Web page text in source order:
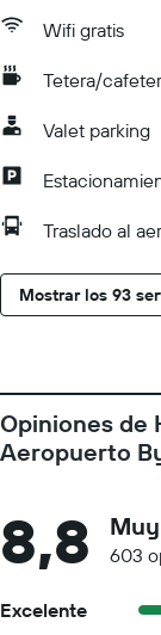
Wifi gratis
Tetera/
Valet parking
Traslado al
Mostrar los 93
Opiniones de
Aeropuerto
8,8 603
Excelente